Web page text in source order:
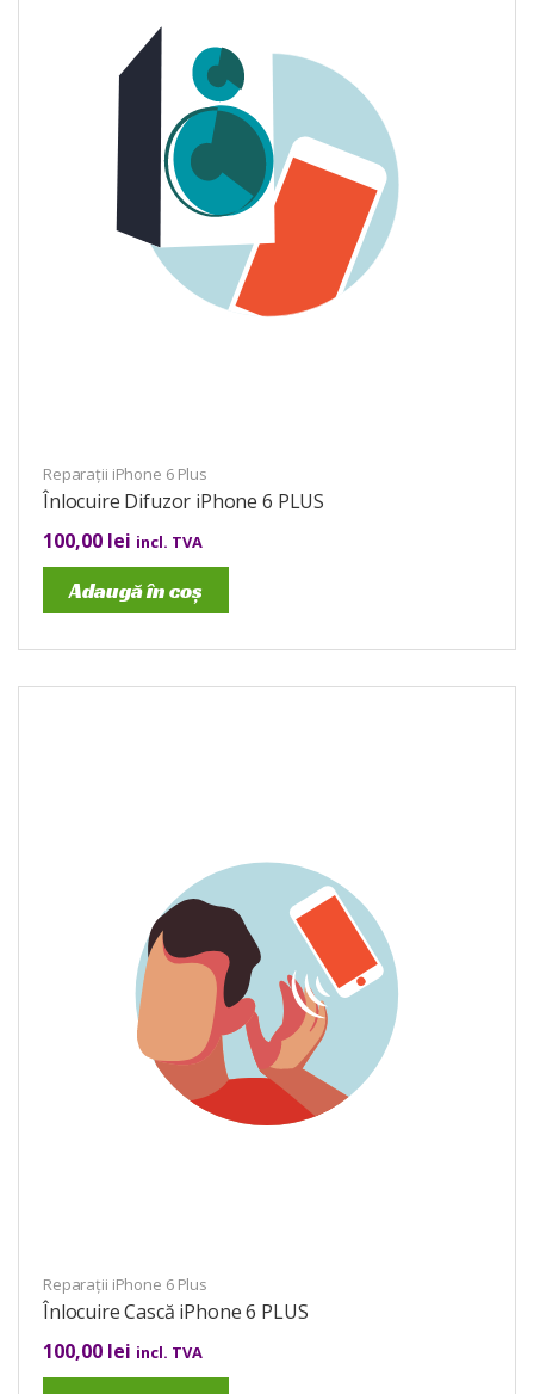
Reparații iPhone 6 Plus
Înlocuire Difuzor iPhone 6 PLUS
100,00 lei incl. TVA
Adaugă în coș
Reparații iPhone 6 Plus
Înlocuire Cască iPhone 6 PLUS
100,00 lei incl. TVA